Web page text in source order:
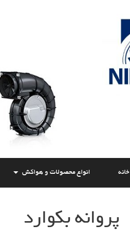
خانه انواع محصولات و هواکش
پروانه بکوارد